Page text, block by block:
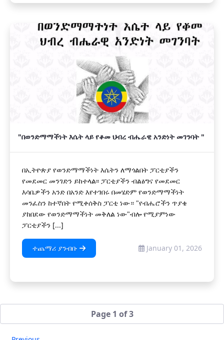
"በወንድማማችነት እሴት ላይ የቆመ ህብረ ብሔራዊ አንድነት መገንባት "
በኢትዮጵያ የወንድማማችነት እሴትን ለማጎልበት ፓርቲያችን
የመደመር መንገድን ይከተላል፡፡ ፓርቲያችን ብልፅግና የመደመር
እሳቤዎችን አንድ በአንድ እየተገበሩ በመሄድም የወንድማማችነት
መንፈስን ከተኛበት የሚቀሰቅስ ፓርቲ ነው። "የብሔሮችን ጥያቄ
ያከበደው የወንድማማችነት መቅለል ነው"ብሎ የሚያምነው
ፓርቲያችን [...]
ተጨማሪ ያንብቡ January 01, 2026
Page 1 of 3